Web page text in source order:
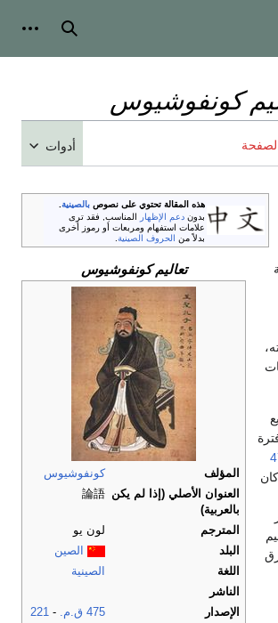
بحث
المحتوياتكونفوشيوس
أدوات
هذه المقالة تحتوي على نصوص بالصينية.
بدون دعم الإظهار
المناسب, فقد ترى
علامات استفهام ومربعات أو رموز أخرى
بدلاً من الحروف الصينية.
تعاليم كونفوشيوس
المؤلف
كونفوشيوس
العنوان الأصلي (إذا لم يكن
بالعربية)
論語
المترجم
لون يو
البلد
الصين
اللغة
الصينية
الناشر
الإصدار
475 ق.م. -
221